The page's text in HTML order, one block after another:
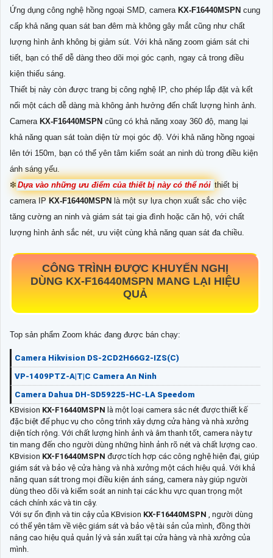
Ứng dụng công nghệ hồng ngoại SMD, camera KX-F16440MSPN cung
cấp khả năng quan sát ban đêm mà không gây mắt cũng như chất
lượng hình ảnh không bị giảm sút. Với khả năng zoom giám sát chi
tiết, bạn có thể dễ dàng theo dõi mọi góc cạnh, ngay cả trong điều
kiện thiếu sáng.
Thiết bị này còn được trang bị công nghệ IP, cho phép lắp đặt và kết
nối một cách dễ dàng mà không ảnh hưởng đến chất lượng hình ảnh.
Camera KX-F16440MSPN cũng có khả năng xoay 360 độ, mang lại
khả năng quan sát toàn diện từ mọi góc độ. Với khả năng hồng ngoại
lên tới 150m, bạn có thể yên tâm kiểm soát an ninh dù trong điều kiện
ánh sáng yếu.
❇ Dựa vào những ưu điểm của thiết bị này có thể nói thiết bị
camera IPKX-F16440MSPNlà một sự lựa chọn xuất sắc cho việc
tăng cường an ninh và giám sát tại gia đình hoặc căn hộ, với chất
lượng hình ảnh sắc nét, ưu việt cùng khả năng quan sát đa chiều.
CÔNG TRÌNH ĐƯỢC KHUYẾN NGHỊ
DÙNG KX-F16440MSPN MANG LẠI HIỆU
QUẢ
Top sản phẩm Zoom khác đang được bán chạy:
Camera Hikvision DS-2CD2H66G2-IZS(C)
VP-1409PTZ-A|T|C Camera An Ninh
Camera Dahua DH-SD59225-HC-LA Speedom
KBvision KX-F16440MSPN là một loại camera sắc nét được thiết kế
đặc biệt để phục vụ cho công trình xây dựng cửa hàng và nhà xưởng
diện tích rộng. Với chất lượng hình ảnh và âm thanh tốt, camera này tự
tin mang đến cho người dùng những hình ảnh rõ nét và chất lượng cao.
KBvision KX-F16440MSPN được tích hợp các công nghệ hiện đại, giúp
giám sát và bảo vệ cửa hàng và nhà xưởng một cách hiệu quả. Với khả
năng quan sát trong mọi điều kiện ánh sáng, camera này giúp người
dùng theo dõi và kiểm soát an ninh tại các khu vực quan trọng một
cách chính xác và tin cậy.
Với sự ổn định và tin cậy của KBvision KX-F16440MSPN , người dùng
có thể yên tâm về việc giám sát và bảo vệ tài sản của mình, đồng thời
nâng cao hiệu quả quản lý và sản xuất tại cửa hàng và nhà xưởng của
mình.